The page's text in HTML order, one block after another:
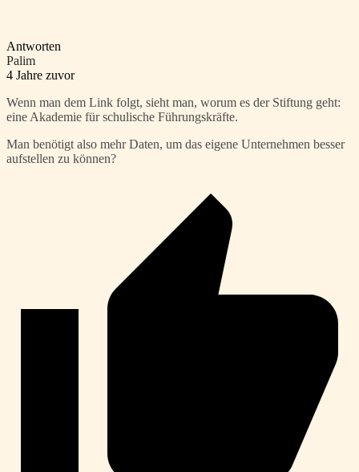
Antworten
Palim
4 Jahre zuvor
Wenn man dem Link folgt, sieht man, worum es der Stiftung geht:
eine Akademie für schulische Führungskräfte.
Man benötigt also mehr Daten, um das eigene Unternehmen besser
aufstellen zu können?